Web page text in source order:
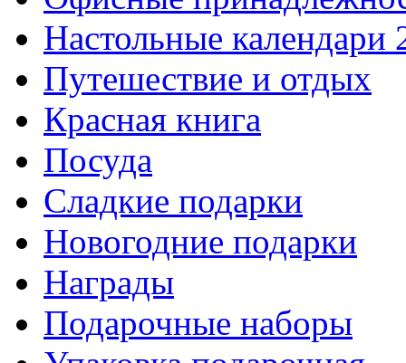
Настольные календари
Путешествие и отдых
Красная книга
Посуда
Сладкие подарки
Новогодние подарки
Награды
Подарочные наборы